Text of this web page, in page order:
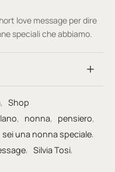
love message per dire
speciali che abbiamo.
, Shop
, nonna, pensiero,
sei una nonna speciale,
, Silvia Tosi,